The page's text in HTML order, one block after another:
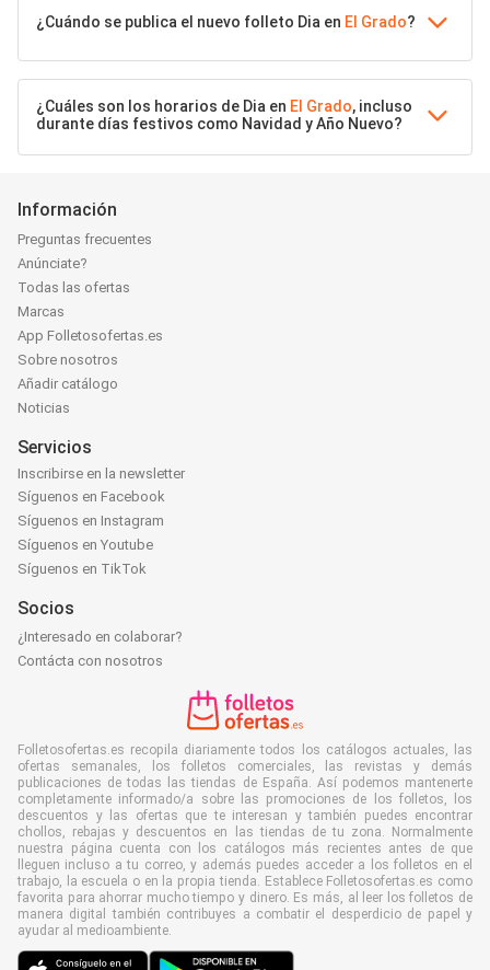
¿Cuándo se publica el nuevo folleto Dia en El Grado?
¿Cuáles son los horarios de Dia en El Grado, incluso
durante días festivos como Navidad y Año Nuevo?
Información
Preguntas frecuentes
Anúnciate?
Todas las ofertas
Marcas
App Folletosofertas.es
Sobre nosotros
Añadir catálogo
Noticias
Servicios
Inscribirse en la newsletter
Síguenos en Facebook
Síguenos en Instagram
Síguenos en Youtube
Síguenos en TikTok
Socios
¿Interesado en colaborar?
Contácta con nosotros
Folletosofertas.es recopila diariamente todos los catálogos actuales, las
ofertas semanales, los folletos comerciales, las revistas y demás
publicaciones de todas las tiendas de España. Así podemos mantenerte
completamente informado/a sobre las promociones de los folletos, los
descuentos y las ofertas que te interesan y también puedes encontrar
chollos, rebajas y descuentos en las tiendas de tu zona. Normalmente
nuestra página cuenta con los catálogos más recientes antes de que
lleguen incluso a tu correo, y además puedes acceder a los folletos en el
trabajo, la escuela o en la propia tienda. Establece Folletosofertas.es como
favorita para ahorrar mucho tiempo y dinero. Es más, al leer los folletos de
manera digital también contribuyes a combatir el desperdicio de papel y
ayudar al medioambiente.